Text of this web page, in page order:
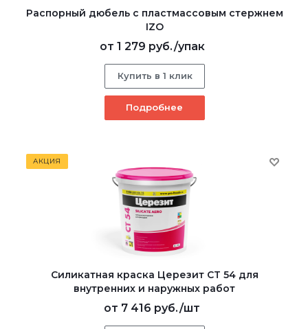
Распорный дюбель с пластмассовым стержнем
IZO
от 1 279 руб./упак
Купить в 1 клик
Подробнее
АКЦИЯ
Силикатная краска Церезит CT 54 для
внутренних и наружных работ
от 7 416 руб./шт